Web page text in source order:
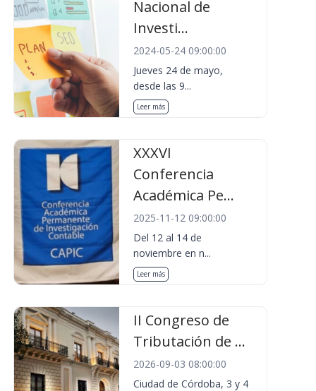
Nacional de
Investi...
2024-05-24 09:00:00
Jueves 24 de mayo,
desde las 9...
Leer más
XXXVI
Conferencia
Académica Pe...
2025-11-12 09:00:00
Del 12 al 14 de
noviembre en n...
Leer más
II Congreso de
Tributación de ...
2026-09-03 08:00:00
Ciudad de Córdoba, 3 y 4